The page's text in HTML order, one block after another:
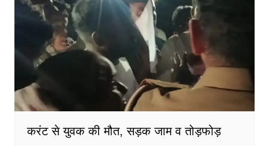
करंट से युवक की मौत, सड़क जाम व तोड़फोड़